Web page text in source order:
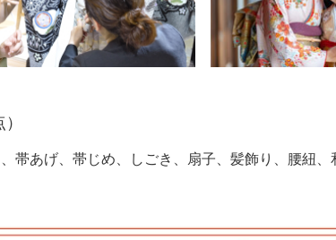
帯あげ、帯じめ、しごき、扇子、髪飾り、腰紐、